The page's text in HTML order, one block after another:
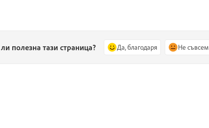
полезна тази страница? Да, благодаря Не съвсем